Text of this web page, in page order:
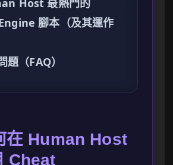
Host 最熱門的
腳本（及其運作
題（FAQ）
在 Human Host
Cheat